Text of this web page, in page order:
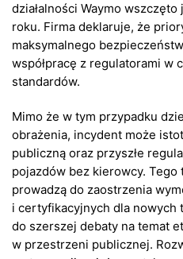
działalności Waymo
roku. Firma deklaruje, że
maksymalnego
współpracę z regulatorami w
standardów.
Mimo że w tym przypadku
obrażenia, incydent może
publiczną oraz przyszłe
pojazdów bez kierowcy.
prowadzą do zaostrzenia
i certyfikacyjnych dla nowych
do szerszej debaty na temat
w przestrzeni publicznej.